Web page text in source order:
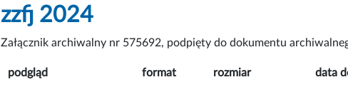
zzfj 2024
Załącznik archiwalny nr 575692, podpięty do dokumentu
podgląd format rozmiar data